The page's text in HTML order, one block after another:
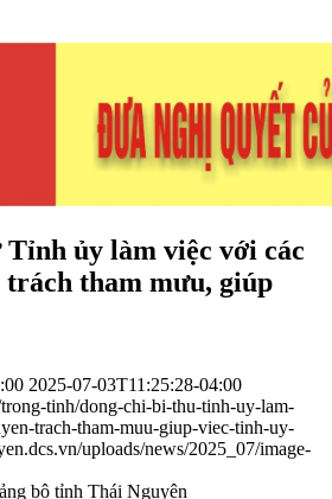
ủy làm việc với các
trách tham mưu, giúp
2025-07-03T11:25:28-04:00
tinh/dong-chi-bi-thu-tinh-uy-lam-
trach-tham-muu-giup-viec-tinh-uy-
uploads/news/2025_07/image-
bộ tỉnh Thái Nguyên